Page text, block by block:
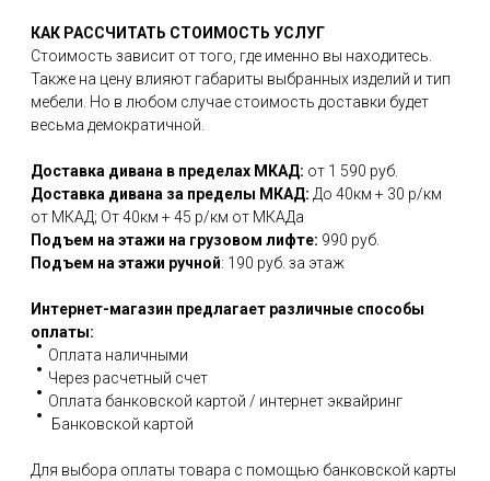
КАК РАССЧИТАТЬ СТОИМОСТЬ УСЛУГ
Стоимость зависит от того, где именно вы находитесь.
Также на цену влияют габариты выбранных изделий и тип
мебели. Но в любом случае стоимость доставки будет
весьма демократичной.
Доставка дивана в пределах МКАД: от 1 590 руб.
Доставка дивана за пределы МКАД: До 40км + 30 р/км
от МКАД; От 40км + 45 р/км от МКАДа
Подъем на этажи на грузовом лифте: 990 руб.
Подъем на этажи ручной: 190 руб. за этаж
Интернет-магазин предлагает различные способы
оплаты:
Оплата наличными
Через расчетный счет
Оплата банковской картой / интернет эквайринг
Банковской картой
Для выбора оплаты товара с помощью банковской карты